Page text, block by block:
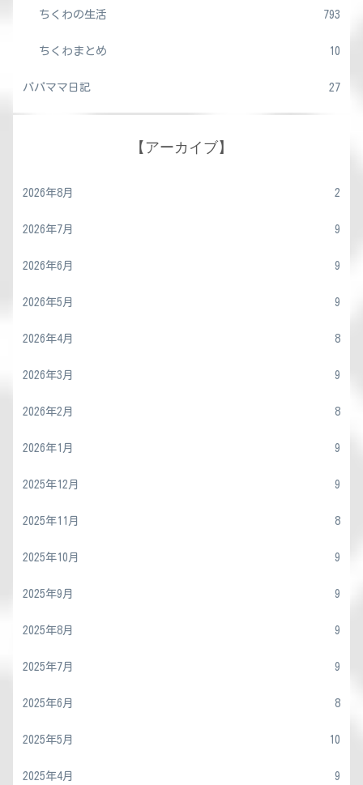
ちくわの生活 793
ちくわまとめ 10
パパママ日記 27
【アーカイブ】
2026年8月 2
2026年7月 9
2026年6月 9
2026年5月 9
2026年4月 8
2026年3月 9
2026年2月 8
2026年1月 9
2025年12月 9
2025年11月 8
2025年10月 9
2025年9月 9
2025年8月 9
2025年7月 9
2025年6月 8
2025年5月 10
2025年4月 9